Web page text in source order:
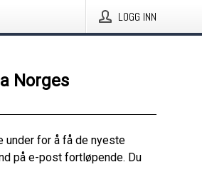
LOGG INN
Norges
under for å få de nyeste
på e-post fortløpende. Du